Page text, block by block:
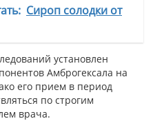
Сироп солодки от
установлен
Амброгексала на
его прием в период
по строгим
врача.